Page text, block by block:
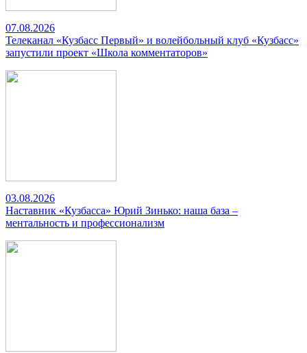
07.08.2026
Телеканал «Кузбасс Первый» и волейбольный клуб «Кузбасс»
запустили проект «Школа комментаторов»
03.08.2026
Наставник «Кузбасса» Юрий Зинько: наша база –
ментальность и профессионализм